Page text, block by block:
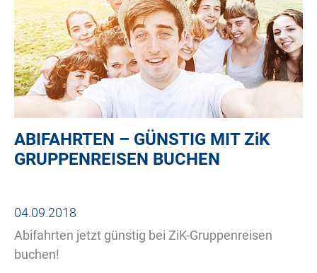
ABIFAHRTEN – GÜNSTIG MITZiK
GRUPPENREISEN BUCHEN
04.09.2018
Abifahrten jetzt günstig bei ZiK-Gruppenreisen
buchen!